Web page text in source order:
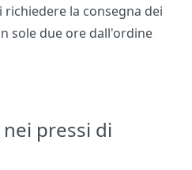
la consegna dei
sole due ore dall'ordine
pressi di